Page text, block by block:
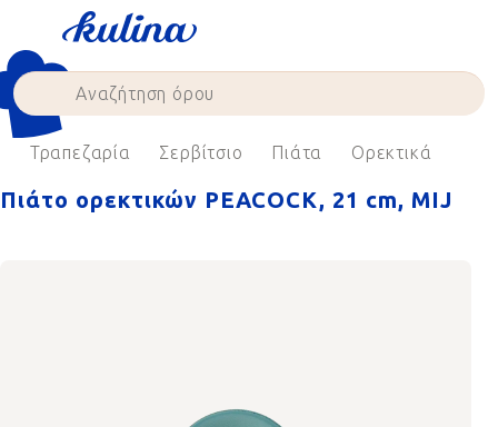
content
Τραπεζαρία Σερβίτσιο Πιάτα Ορεκτικά
Πιάτο ορεκτικών PEACOCK, 21 cm, MIJ